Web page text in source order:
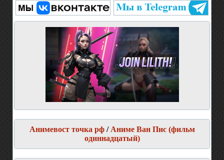
Анимевост точка рф/ Аниме Ван Пис (фильм
одиннадцатый)